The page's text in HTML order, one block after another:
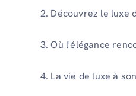
Découvrez le luxe
Où l'élégance
La vie de luxe à